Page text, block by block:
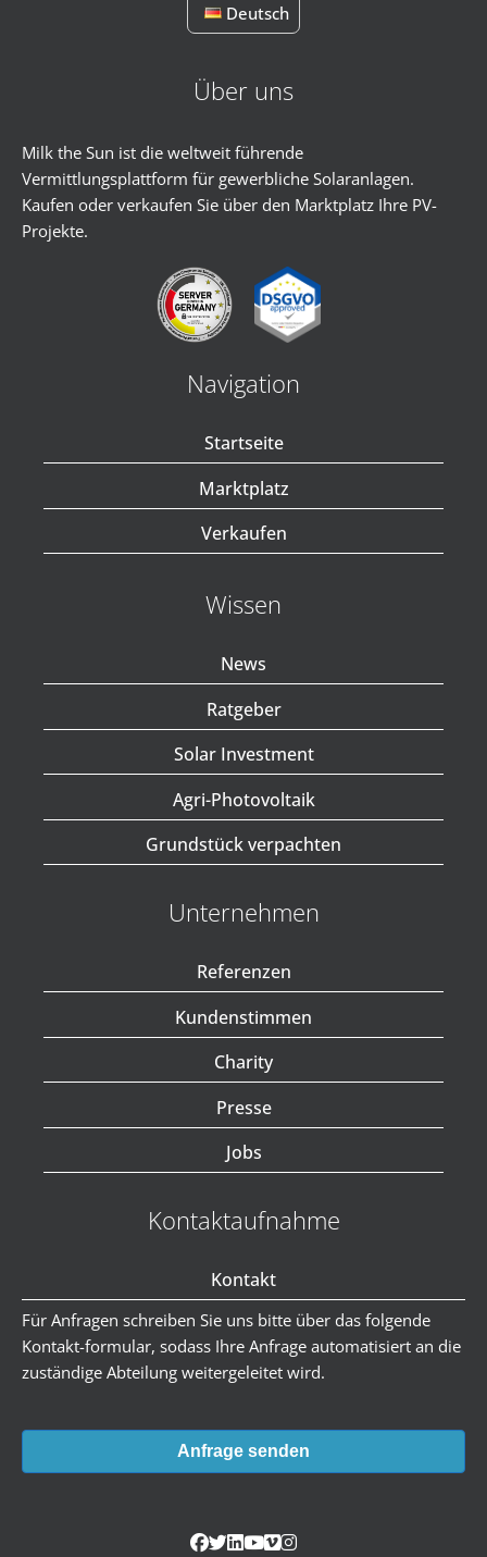
Deutsch
Über uns
Milk the Sun ist die weltweit führende
Vermittlungsplattform für gewerbliche Solaranlagen.
Kaufen oder verkaufen Sie über den Marktplatz Ihre PV-
Projekte.
Navigation
Startseite
Marktplatz
Verkaufen
Wissen
News
Ratgeber
Solar Investment
Agri-Photovoltaik
Grundstück verpachten
Unternehmen
Referenzen
Kundenstimmen
Charity
Presse
Jobs
Kontaktaufnahme
Kontakt
Für Anfragen schreiben Sie uns bitte über das folgende
Kontakt-formular, sodass Ihre Anfrage automatisiert an die
zuständige Abteilung weitergeleitet wird.
Anfrage senden